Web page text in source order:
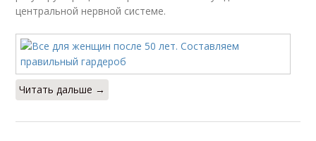
центральной нервной системе.
Читать дальше →